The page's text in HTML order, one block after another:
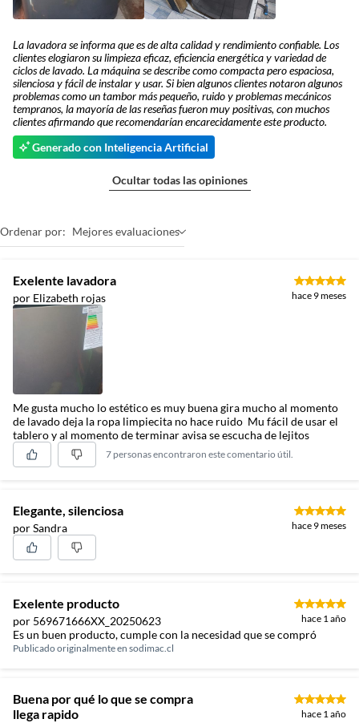
La lavadora se informa que es de alta calidad y rendimiento confiable. Los
clientes elogiaron su limpieza eficaz, eficiencia energética y variedad de
ciclos de lavado. La máquina se describe como compacta pero espaciosa,
silenciosa y fácil de instalar y usar. Si bien algunos clientes notaron algunos
problemas como un tambor más pequeño, ruido y problemas mecánicos
tempranos, la mayoría de las reseñas fueron muy positivas, con muchos
clientes afirmando que recomendarían encarecidamente este producto.
Generado con Inteligencia Artificial
Ocultar todas las opiniones
Ordenar por: Mejores evaluaciones
Exelente lavadora
por Elizabeth rojas hace 9 meses
Me gusta mucho lo estético es muy buena gira mucho al momento
de lavado deja la ropa limpiecita no hace ruido Mu fácil de usar el
tablero y al momento de terminar avisa se escucha de lejitos
7 personas encontraron este comentario útil.
Elegante, silenciosa
por Sandra hace 9 meses
Exelente producto
por 569671666XX_20250623 hace 1 año
Es un buen producto, cumple con la necesidad que se compró
Publicado originalmente en sodimac.cl
Buena por qué lo que se compra
llega rapido
hace 1 año